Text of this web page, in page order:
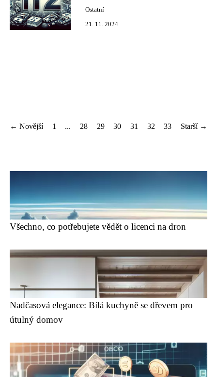
Ostatní
21. 11. 2024
← Novější 1 ... 28 29 30 31 32 33 Starší →
Všechno, co potřebujete vědět o licenci na dron
Nadčasová elegance: Bílá kuchyně se dřevem pro
útulný domov